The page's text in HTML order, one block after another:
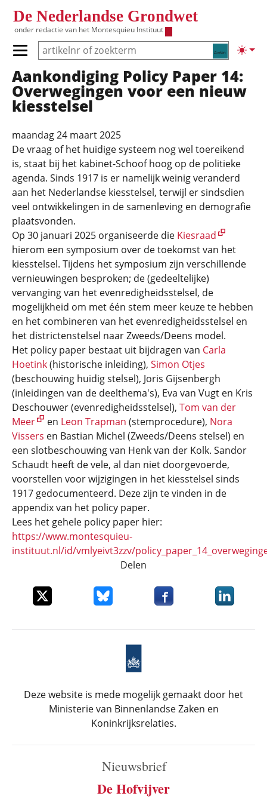
De Nederlandse Grondwet
onder redactie van het Montesquieu Instituut
Zoeken
Primair menu tonen/verbergen
Hoofdnavigatie
Aankondiging Policy Paper 14:
Overwegingen voor een nieuw
kiesstelsel
maandag 24 maart 2025
De vraag of het huidige systeem nog wel toereikend
is, staat bij het kabinet-Schoof hoog op de politieke
agenda. Sinds 1917 is er namelijk weinig veranderd
aan het Nederlandse kiesstelsel, terwijl er sindsdien
veel ontwikkelingen in de samenleving en demografie
plaatsvonden.
Op 30 januari 2025 organiseerde die Kiesraad
hierom een symposium over de toekomst van het
kiesstelsel. Tijdens het symposium zijn verschillende
vernieuwingen besproken; de (gedeeltelijke)
vervanging van het evenredigheidsstelsel, de
mogelijkheid om met één stem meer keuze te hebben
en het combineren van het evenredigheidsstelsel en
het districtenstelsel naar Zweeds/Deens model.
Het policy paper bestaat uit bijdragen van Carla
Hoetink(historische inleiding), Simon Otjes
(beschouwing huidig stelsel), Joris Gijsenbergh
(inleidingen van de deelthema's), Eva van Vugt en Kris
Deschouwer (evenredigheidsstelsel), Tom van der
Meer
en Leon Trapman (stemprocedure), Nora
Vissers en Bastian Michel (Zweeds/Deens stelsel) en
een slotbeschouwing van Henk van der Kolk. Sandor
Schaudt heeft de vele, al dan niet doorgevoerde,
voorstellen voor wijzigingen in het kiesstelsel sinds
1917 gedocumenteerd. Deze zijn te vinden in de
appendix van het policy paper.
Lees het gehele policy paper hier:
https://www.montesquieu-
instituut.nl/id/vmlyeivt3zzv/
Delen
Deel dit item op XDeel dit item op Bluesky
Deel dit item opDeel dit
Deze website is mede mogelijk gemaakt door het
Ministerie van Binnenlandse Zaken en
Koninkrijksrelaties.
Nieuwsbrief
De Hofvijver